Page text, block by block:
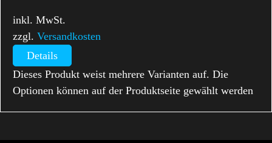
inkl. MwSt.
zzgl.Versandkosten
Details
Dieses Produkt weist mehrere Varianten auf. Die
Optionen können auf der Produktseite gewählt werden